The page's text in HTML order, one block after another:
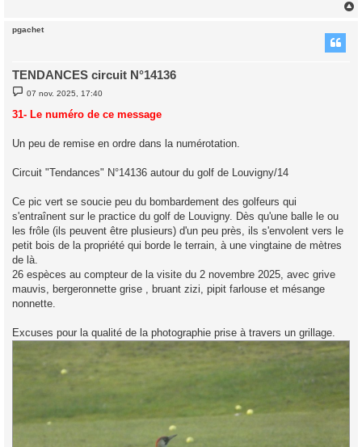
pgachet
TENDANCES circuit N°14136
M
e
s
e
07 nov. 2025, 17:40
31- Le numéro de ce message
Un peu de remise en ordre dans la numérotation.
Circuit "Tendances" N°14136 autour du golf de Louvigny/14
Ce pic vert se soucie peu du bombardement des golfeurs qui
s'entraînent sur le practice du golf de Louvigny. Dès qu'une balle le ou
les frôle (ils peuvent être plusieurs) d'un peu près, ils s'envolent vers le
petit bois de la propriété qui borde le terrain, à une vingtaine de mètres
de là.
26 espèces au compteur de la visite du 2 novembre 2025, avec grive
mauvis, bergeronnette grise , bruant zizi, pipit farlouse et mésange
nonnette.
Excuses pour la qualité de la photographie prise à travers un grillage.